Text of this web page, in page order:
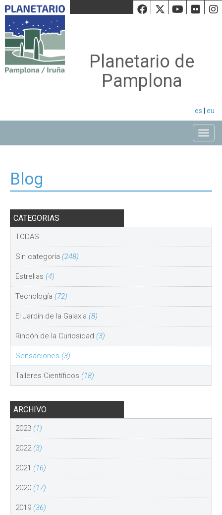
Facebook
Twiiter
Planetario de
Pamplona
es eu
Blog
CATEGORIAS
TODAS
Sin categoría (248)
Estrellas (4)
Tecnología (72)
El Jardín de la Galaxia (8)
Rincón de la Curiosidad (3)
Sensaciones (3)
Talleres Científicos (18)
ARCHIVO
2023 (1)
2022(3)
2021 (16)
2020 (17)
2019 (36)